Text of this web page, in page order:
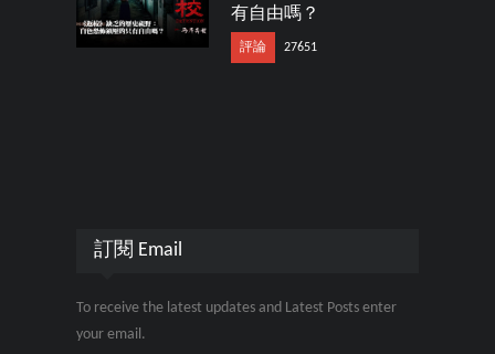
有自由嗎？
評論 27651
訂閱 Email
To receive the latest updates and Latest Posts enter
your email.